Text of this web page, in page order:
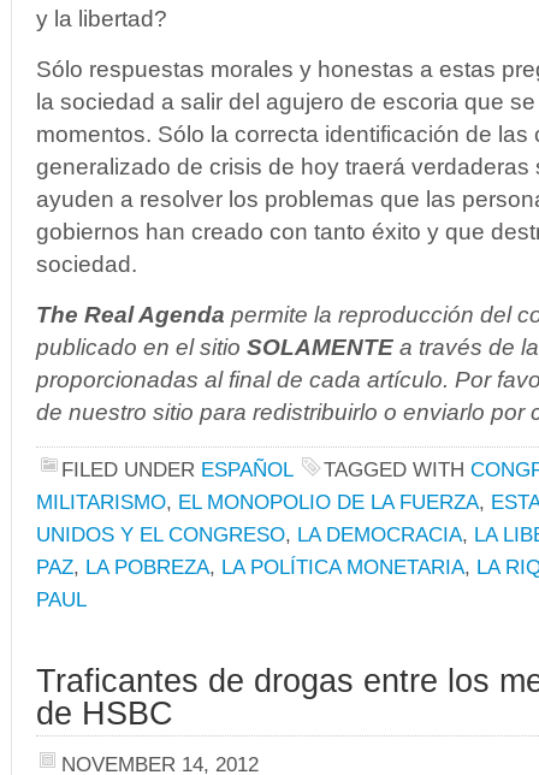
y la libertad?
Sólo respuestas morales y honestas a estas
la sociedad a salir del agujero de escoria que
momentos. Sólo la correcta identificación de
generalizado de crisis de hoy traerá
ayuden a resolver los problemas que las
gobiernos han creado con tanto éxito y que
sociedad.
The Real Agenda permite la reproducción del
publicado en el sitio SOLAMENTE a través de
proporcionadas al final de cada artículo. Por
de nuestro sitio para redistribuirlo o enviarlo por
FILED UNDER ESPAÑOL TAGGED WITH
MILITARISMO, EL MONOPOLIO DE LA FUERZA,
UNIDOS Y EL CONGRESO, LA DEMOCRACIA, LA
PAZ, LA POBREZA, LA POLÍTICA MONETARIA, LA
PAUL
Traficantes de drogas entre los
de HSBC
NOVEMBER 14, 2012